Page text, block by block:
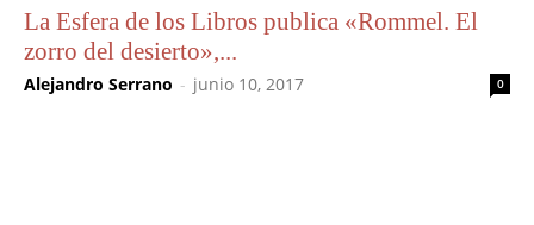
La Esfera de los Libros publica «Rommel. El
zorro del desierto»,...
Alejandro Serrano - junio 10, 2017 0